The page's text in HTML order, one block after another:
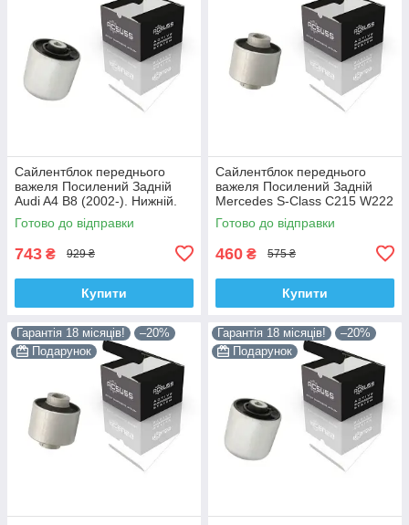
Сайлентблок переднього
важеля Посилений Задній
Audi A4 B8 (2002-). Нижній.
Корея ACSUSS! 4H0407183 ,
TD1247W , VKDS331074
Готово до відправки
743 ₴ 929 ₴
Купити
Сайлентблок переднього
важеля Посилений Задній
Mercedes S-Class C215 W222
W220 V220 (1998-). Корея
ACSUSS! 28744 , TD4208W ,
Готово до відправки
460 ₴ 575 ₴
Купити
Гарантія 18 місяців!
–20%
Подарунок
Гарантія 18 місяців!
–20%
Подарунок